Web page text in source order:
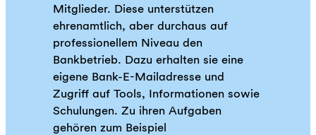
Mitglieder. Diese unterstützen
ehrenamtlich, aber durchaus auf
professionellem Niveau den
Bankbetrieb. Dazu erhalten sie eine
eigene Bank-E-Mailadresse und
Zugriff auf Tools, Informationen sowie
Schulungen. Zu ihren Aufgaben
gehören zum Beispiel